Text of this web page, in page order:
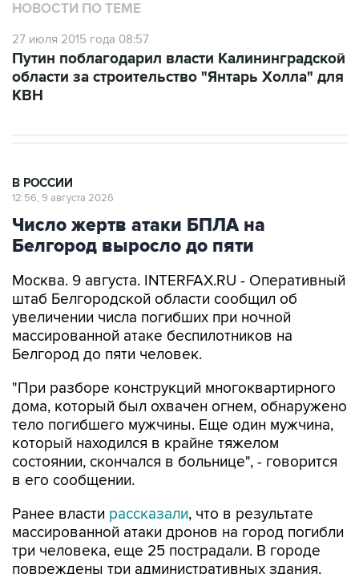
НОВОСТИ ПО ТЕМЕ
27 июля 2015 года 08:57
Путин поблагодарил власти Калининградской
области за строительство "Янтарь Холла" для
КВН
В РОССИИ
12:56, 9 августа 2026
Число жертв атаки БПЛА на
Белгород выросло до пяти
Москва. 9 августа. INTERFAX.RU - Оперативный
штаб Белгородской области сообщил об
увеличении числа погибших при ночной
массированной атаке беспилотников на
Белгород до пяти человек.
"При разборе конструкций многоквартирного
дома, который был охвачен огнем, обнаружено
тело погибшего мужчины. Еще один мужчина,
который находился в крайне тяжелом
состоянии, скончался в больнице", - говорится
в его сообщении.
Ранее власти рассказали, что в результате
массированной атаки дронов на город погибли
три человека, еще 25 пострадали. В городе
повреждены три административных здания,